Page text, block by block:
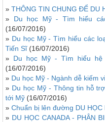
» THÔNG TIN CHUNG ĐỂ DU
» Du học Mỹ - Tìm hiểu
(16/07/2016)
» Du học Mỹ - Tìm hiểu các
Tiến Sĩ (16/07/2016)
» Du học Mỹ - Tìm hiểu
(16/07/2016)
» Du học Mỹ - Ngành dễ kiếm
» Du học Mỹ - Thông tin hỗ
tới Mỹ (16/07/2016)
» Chuẩn bị lên đường DU HỌC
» DU HỌC CANADA - PHÂN